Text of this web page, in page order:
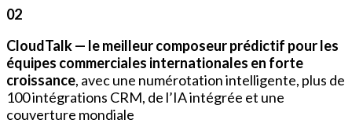
02
CloudTalk — le meilleur composeur prédictif pour les
équipes commerciales internationales en forte
croissance, avec une numérotation intelligente, plus de
100 intégrations CRM, de l’IA intégrée et une
couverture mondiale